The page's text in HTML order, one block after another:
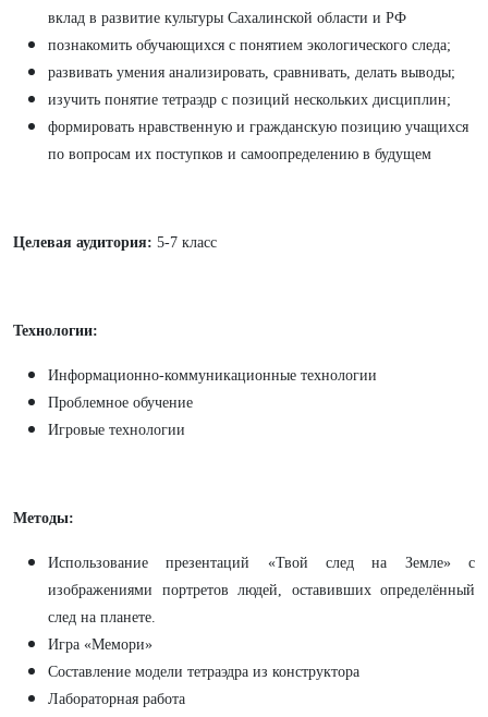
вклад в развитие культуры Сахалинской области и РФ
познакомить обучающихся с понятием экологического следа;
развивать умения анализировать, сравнивать, делать выводы;
изучить понятие тетраэдр с позиций нескольких дисциплин;
формировать нравственную и гражданскую позицию учащихся
по вопросам их поступков и самоопределению в будущем
Целевая аудитория: 5-7 класс
Технологии:
Информационно-коммуникационные технологии
Проблемное обучение
Игровые технологии
Методы:
Использование презентаций
«Твой след на Земле» с
изображениями портретов людей, оставивших определённый
след на планете.
Игра «Мемори»
Составление модели тетраэдра из конструктора
Лабораторная работа